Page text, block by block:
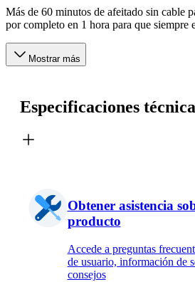
Más de 60 minutos de afeitado sin cable
por completo en 1 hora para que siempre
Mostrar más
Especificaciones
Obtener asistencia
producto
Accede a preguntas
de usuario, información de
consejos